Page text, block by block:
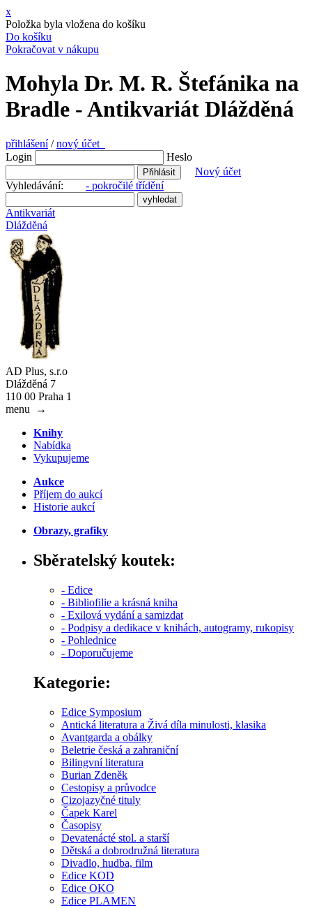
x
Položka byla vložena do košíku
Do košíku
Pokračovat v nákupu
Mohyla Dr. M. R. Štefánika na
Bradle - Antikvariát Dlážděná
přihlášení/nový účet
Login
Heslo
Nový účet
Vyhledávání: - pokročilé třídění
Antikvariát
Dlážděná
AD Plus, s.r.o
Dlážděná 7
110 00 Praha 1
menu
→
Knihy
Nabídka
Vykupujeme
Aukce
Příjem do aukcí
Historie aukcí
Obrazy, grafiky
Sběratelský koutek:
- Edice
- Bibliofilie a krásná kniha
- Exilová vydání a samizdat
- Podpisy a dedikace v knihách, autogramy, rukopisy
- Pohlednice
- Doporučujeme
Kategorie:
Edice Symposium
Antická literatura a Živá díla minulosti, klasika
Avantgarda a obálky
Beletrie česká a zahraniční
Bilingvní literatura
Burian Zdeněk
Cestopisy a průvodce
Cizojazyčné tituly
Čapek Karel
Časopisy
Devatenácté stol. a starší
Dětská a dobrodružná literatura
Divadlo, hudba, film
Edice KOD
Edice OKO
Edice PLAMEN